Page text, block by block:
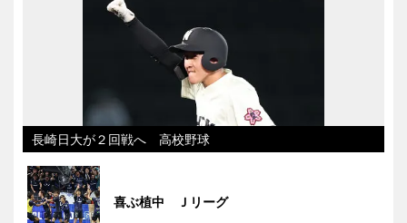
長崎日大が２回戦へ 高校野球
喜ぶ植中 Ｊリーグ